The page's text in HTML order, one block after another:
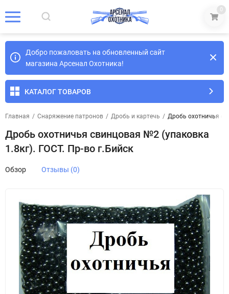
0
Добро пожаловать на обновленный сайт
магазина Арсенал Охотника!
КАТАЛОГ ТОВАРОВ
Главная / Снаряжение патронов / Дробь и картечь / Дробь охотничья
Дробь охотничья свинцовая №2 (упаковка
1.8кг). ГОСТ. Пр-во г.Бийск
Обзор Отзывы (0)